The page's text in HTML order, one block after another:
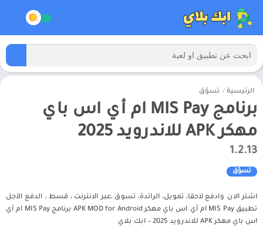
الرئيسية / تسوّق
برنامج MIS Pay ام أي اس باي
مهكر APK للاندرويد 2025
1.2.13
تسوّق
اشتر الان وادفع لاحقا، تمويل، الرائدة، تسوق ،عبر الانترنت ، قسط ، الدفع الآجل
تطبيق MIS Pay ام أي اس باي مهكر APK MOD for Android برنامج MIS Pay ام أي
اس باي مهكر APK للاندرويد 2025 – ابك بلاي